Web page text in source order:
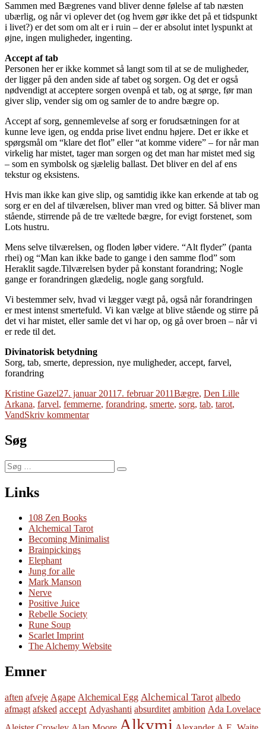
Sammen med Bægrenes vand bliver denne følelse af tab næsten
ubærlig, og når vi oplever det (og hvem gør ikke det på et tidspunkt
i livet?) er det som om alt er i ruin – der er absolut intet lyspunkt at
øjne, ingen muligheder, ingenting.
Accept af tab
Personen her er ikke kommet så langt som til at se de muligheder,
der ligger på den anden side af tabet og sorgen. Og det er også
nødvendigt at acceptere sorgen ovenpå et tab, og at sørge, før man
giver slip, vender sig om og samler de to andre bægre op.
Accept af sorg, gennemlevelse af sorg er forudsætningen for at
kunne leve igen, og endda prise livet endnu højere. Det er ikke et
spørgsmål om “klare det flot” eller “at komme videre” – for når man
virkelig har mistet, tager man sorgen og det man har mistet med sig
– som en symbolsk og sjælelig ballast. Det bliver en del af ens
tekstur og eksistens.
Hvis man ikke kan give slip, og samtidig ikke kan erkende at tab og
sorg er en del af tilværelsen, bliver man vred og bitter. Så bliver man
stående, stirrende på de tre væltede bægre, for evigt forstenet, som
Lots hustru.
Mens selve tilværelsen, og floden løber videre. “Alt flyder” (panta
rhei) og “Man kan ikke bade to gange i den samme flod” som
Heraklit sagde.Tilværelsen byder på konstant forandring; Nogle
gange er forandringen glædelig, nogle gang sorgfuld.
Vi bestemmer selv, hvad vi lægger vægt på, også når forandringen
er mest intenst smertefuld. Vi kan vælge at blive stående og stirre på
det vi har mistet, eller samle det vi har op, og gå over broen – når vi
er rede til det.
Divinatorisk betydning
Sorg, tab, smerte, depression, nye muligheder, accept, farvel,
forandring
Forfatter
Kristine GazelUdgivet
27. januar 20117. februar 2011Tags
Bægre, Den Lille
Arkana, farvel, femmerne, forandring, smerte, sorg, tab, tarot,
VandSkriv kommentartil
Søg
Søg
efter:
Søg
Links
108 Zen Books
Alchemical Tarot
Becoming Minimalist
Brainpickings
Elephant
Jung for alle
Mark Manson
Nerve
Positive Juice
Rebelle Society
Rune Soup
Scarlet Imprint
The Alchemy Website
Emner
aften afveje Agape Alchemical Egg Alchemical Tarot albedo
afmagt afsked accept Adyashanti absurditet ambition Ada Lovelace
Alkymi